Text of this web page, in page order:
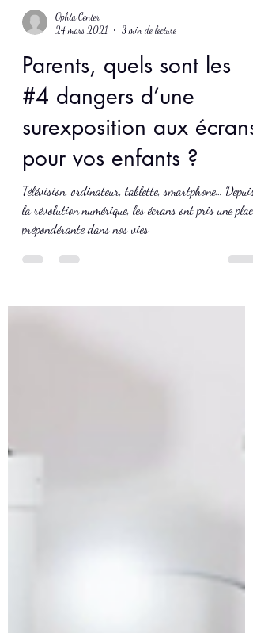
Ophta Center
24 mars 2021
3 min de lecture
Parents, quels sont les
#4 dangers d’une
surexposition aux écrans
pour vos enfants ?
Télévision, ordinateur, tablette, smartphone… Depuis
la révolution numérique, les écrans ont pris une place